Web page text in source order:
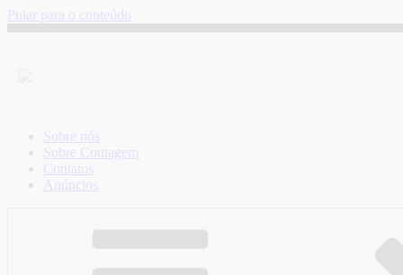
Pular para o conteúdo
Sobre nós
Sobre Contagem
Contatos
Anúncios